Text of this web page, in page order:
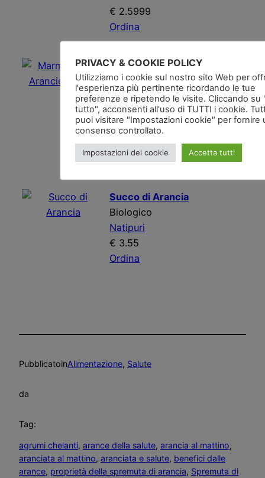
€ 2.5999
Ordina
Marmellate di Arancie
Bionde
Arance Siciliane senza
pectina
I Frutti del Sole
€ 3.784
Ordina
Succo di Arancia
Biologico
Natipuri
€ 3.55
Ordina
PubblicatoinAlimentazione, Salute
da
Tag:
agrumi chelanti, arance della salute, arancia al mattino
aranciata al mattino, aranciata e salute, benefici dalle
arance, proprietà della spremuta di arancia, Spremuta di
PRIVACY & COOKIE POLICY
Utilizziamo i cookie sul nostro sito Web per
l'esperienza più pertinente ricordando le tue
preferenze e ripetendo le visite. Cliccando su
tutto", acconsenti all'uso di TUTTI i cookie.
puoi visitare "Impostazioni cookie" per fornire
consenso controllato.
Impostazioni dei cookie Accetta tutti